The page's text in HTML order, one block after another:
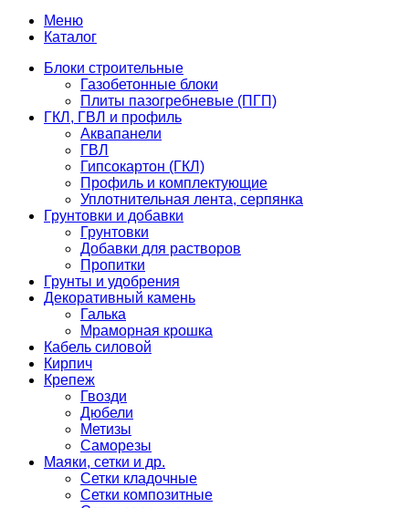
Меню
Каталог
Блоки строительные
Газобетонные блоки
Плиты пазогребневые (ПГП)
ГКЛ, ГВЛ и профиль
Аквапанели
ГВЛ
Гипсокартон (ГКЛ)
Профиль и комплектующие
Уплотнительная лента, серпянка
Грунтовки и добавки
Грунтовки
Добавки для растворов
Пропитки
Грунты и удобрения
Декоративный камень
Галька
Мраморная крошка
Кабель силовой
Кирпич
Крепеж
Гвозди
Дюбели
Метизы
Саморезы
Маяки, сетки и др.
Сетки кладочные
Сетки композитные